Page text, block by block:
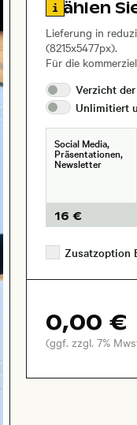
Zu den
Wählen
Lieferung in
(8215x5477px).
Für die
Verzicht der
Unlimitiert
Social Media,
Präsentationen,
Newsletter
16 €
Zusatzoption
0,00 €
(ggf. zzgl. 7%